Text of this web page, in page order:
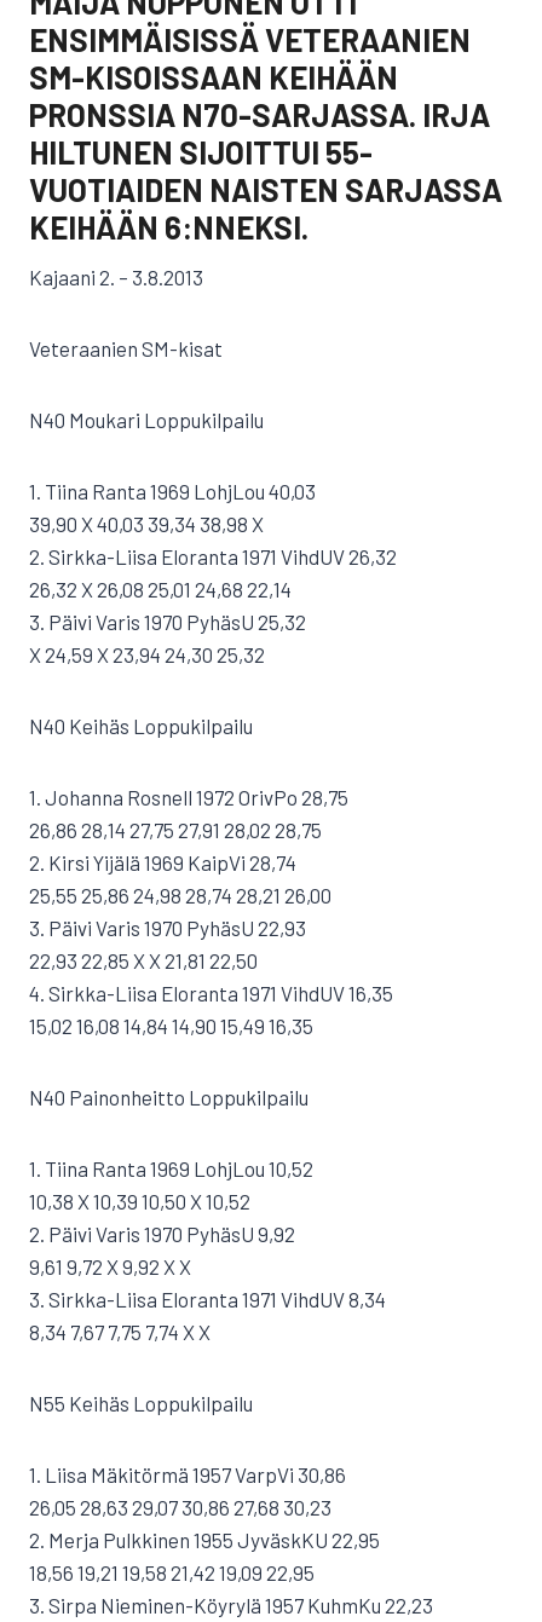
ENSIMMÄISISSÄ VETERAANIEN
SM-KISOISSAAN KEIHÄÄN
PRONSSIA N70-SARJASSA. IRJA
HILTUNEN SIJOITTUI 55-
VUOTIAIDEN NAISTEN SARJASSA
KEIHÄÄN 6:NNEKSI.
Kajaani 2. – 3.8.2013
Veteraanien SM-kisat
N40 Moukari Loppukilpailu
1. Tiina Ranta 1969 LohjLou 40,03
39,90 X 40,03 39,34 38,98 X
2. Sirkka-Liisa Eloranta 1971 VihdUV 26,32
26,32 X 26,08 25,01 24,68 22,14
3. Päivi Varis 1970 PyhäsU 25,32
X 24,59 X 23,94 24,30 25,32
N40 Keihäs Loppukilpailu
1. Johanna Rosnell 1972 OrivPo 28,75
26,86 28,14 27,75 27,91 28,02 28,75
2. Kirsi Yijälä 1969 KaipVi 28,74
25,55 25,86 24,98 28,74 28,21 26,00
3. Päivi Varis 1970 PyhäsU 22,93
22,93 22,85 X X 21,81 22,50
4. Sirkka-Liisa Eloranta 1971 VihdUV 16,35
15,02 16,08 14,84 14,90 15,49 16,35
N40 Painonheitto Loppukilpailu
1. Tiina Ranta 1969 LohjLou 10,52
10,38 X 10,39 10,50 X 10,52
2. Päivi Varis 1970 PyhäsU 9,92
9,61 9,72 X 9,92 X X
3. Sirkka-Liisa Eloranta 1971 VihdUV 8,34
8,34 7,67 7,75 7,74 X X
N55 Keihäs Loppukilpailu
1. Liisa Mäkitörmä 1957 VarpVi 30,86
26,05 28,63 29,07 30,86 27,68 30,23
2. Merja Pulkkinen 1955 JyväskKU 22,95
18,56 19,21 19,58 21,42 19,09 22,95
3. Sirpa Nieminen-Köyrylä 1957 KuhmKu 22,23